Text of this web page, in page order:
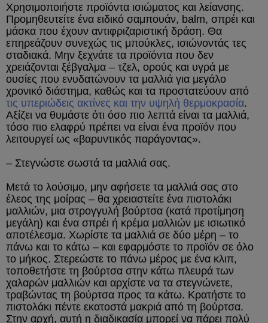
Χρησιμοποιήστε προϊόντα ισιώματος και λείανσης.
Προμηθευτείτε ένα ειδικό σαμπουάν, balm, σπρέι και
μάσκα που έχουν αντιφριζαριστική δράση. Θα
επηρεάζουν συνεχώς τις μπούκλες, ισιώνοντάς τες
σταδιακά. Μην ξεχνάτε τα προϊόντα που δεν
χρειάζονται ξέβγαλμα – τζελ, ορούς και υγρά με
ουσίες που ενυδατώνουν τα μαλλιά για μεγάλο
χρονικό διάστημα, καθώς και τα προστατεύουν από
τις υπεριώδεις ακτίνες και την υψηλή θερμοκρασία.
Αξίζει να θυμάστε ότι όσο πιο λεπτά είναι τα μαλλιά,
τόσο πιο ελαφρύ πρέπει να είναι ένα προϊόν που
λειτουργεί ως «βαρυντικός παράγοντας».
– Στεγνώστε σωστά τα μαλλιά σας.
Μετά το λούσιμο, μην αφήσετε τα μαλλιά σας στο
έλεος της μοίρας – θα χρειαστείτε ένα πιστολάκι
μαλλιών, μια στρογγυλή βούρτσα (κατά προτίμηση
μεγάλη) και ένα σπρέι ή κρέμα μαλλιών με ισιωτικό
αποτέλεσμα. Χωρίστε τα μαλλιά σε δύο μέρη – το
πάνω και το κάτω – και εφαρμόστε το προϊόν σε όλο
το μήκος. Στερεώστε το πάνω μέρος με ένα κλιπ,
τοποθετήστε τη βούρτσα στην κάτω πλευρά των
χαλαρών μαλλιών και αρχίστε να τα στεγνώνετε,
τραβώντας τη βούρτσα προς τα κάτω. Κρατήστε το
πιστολάκι πέντε εκατοστά μακριά από τη βούρτσα.
Στην αρχή, αυτή η διαδικασία μπορεί να πάρει πολύ